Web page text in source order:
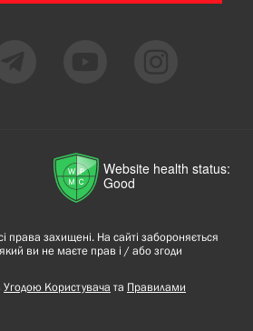
Website health status:
Good
захищені. На сайті забороняється
ви не маєте прав і / або згоди
Угодою Користувача та Правилами